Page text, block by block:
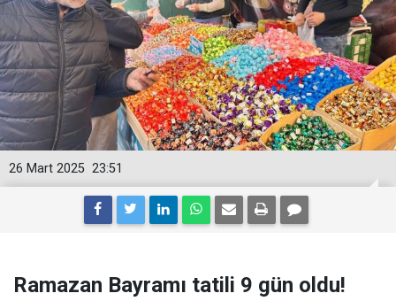
23:51
26 Mart 2025
Ramazan Bayramı tatili 9 gün oldu!